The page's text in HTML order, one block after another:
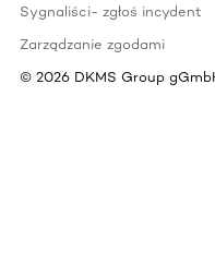
Sygnaliści- zgłoś incydent
Zarządzanie zgodami
© 2026 DKMS Group